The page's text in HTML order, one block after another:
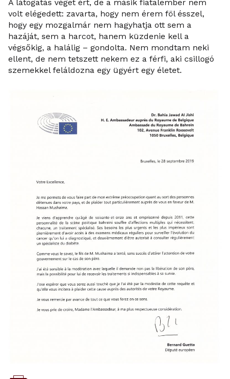
A látogatás véget ért, de a másik fiatalember nem
volt elégedett: zavarta, hogy nem érem föl ésszel,
hogy egy mozgalmár nem hagyhatja ott sem a
hazáját, sem a harcot, hanem küzdenie kell a
végsőkig, a halálig – gondolta. Nem mondtam neki
ellent, de nem tetszett nekem ez a férfi, aki csillogó
szemekkel feláldozna egy ügyért egy életet.